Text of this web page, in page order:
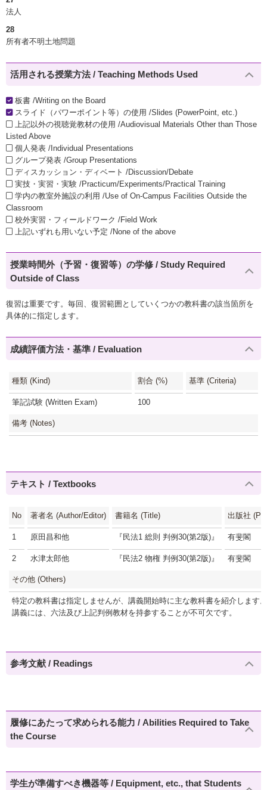
法人
28
所有者不明土地問題
活用される授業方法 / Teaching Methods Used
板書 /Writing on the Board
スライド（パワーポイント等）の使用 /Slides (PowerPoint, etc.)
上記以外の視聴覚教材の使用 /Audiovisual Materials Other than Those
Listed Above
個人発表 /Individual Presentations
グループ発表 /Group Presentations
ディスカッション・ディベート /Discussion/Debate
実技・実習・実験 /Practicum/Experiments/Practical Training
学内の教室外施設の利用 /Use of On-Campus Facilities Outside the
Classroom
校外実習・フィールドワーク /Field Work
上記いずれも用いない予定 /None of the above
授業時間外（予習・復習等）の学修 / Study Required
Outside of Class
復習は重要です。毎回、復習範囲としていくつかの教科書の該当箇所を
具体的に指定します。
成績評価方法・基準 / Evaluation
種類 (Kind) 割合 (%) 基準 (Criteria)
筆記試験 (Written Exam) 100
備考 (Notes)
テキスト / Textbooks
No 著者名 (Author/Editor) 書籍名 (Title) 出版社
1 原田昌和他 『民法1 総則 判例30(第2版)』 有斐閣
2 水津太郎他 『民法2 物権 判例30(第2版)』 有斐閣
その他 (Others)
特定の教科書は指定しませんが、講義開始時に主な教科書を紹介します。
講義には、六法及び上記判例教材を持参することが不可欠です。
参考文献 / Readings
履修にあたって求められる能力 / Abilities Required to Take
the Course
学生が準備すべき機器等 / Equipment, etc., that Students